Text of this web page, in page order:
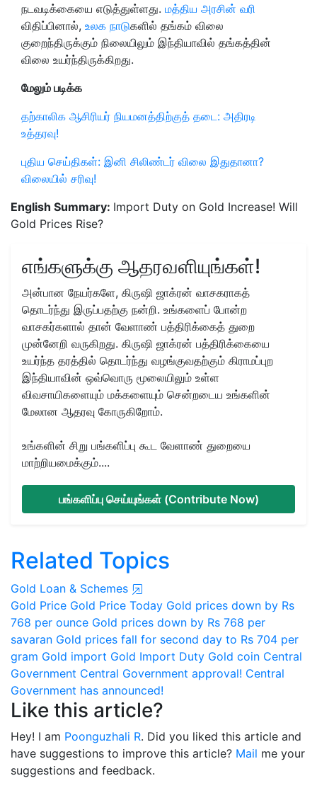
நடவடிக்கையை எடுத்துள்ளது. மத்திய அரசின் வரி
விதிப்பினால், உலக நாடுகளில் தங்கம் விலை
குறைந்திருக்கும் நிலையிலும் இந்தியாவில் தங்கத்தின்
விலை உயர்ந்திருக்கிறது.
மேலும் படிக்க
தற்காலிக ஆசிரியர் நியமனத்திற்குத் தடை: அதிரடி
உத்தரவு!
புதிய செய்திகள்: இனி சிலிண்டர் விலை இதுதானா?
விலையில் சரிவு!
English Summary: Import Duty on Gold Increase! Will
Gold Prices Rise?
எங்களுக்கு ஆதரவளியுங்கள்!
அன்பான நேயர்களே, கிருஷி ஜாக்ரன் வாசகராகத்
தொடர்ந்து இருப்பதற்கு நன்றி. உங்களைப் போன்ற
வாசகர்களால் தான் வேளாண் பத்திரிக்கைத் துறை
முன்னேறி வருகிறது. கிருஷி ஜாக்ரன் பத்திரிக்கையை
உயர்ந்த தரத்தில் தொடர்ந்து வழங்குவதற்கும் கிராமப்புற
இந்தியாவின் ஒவ்வொரு மூலையிலும் உள்ள
விவசாயிகளையும் மக்களையும் சென்றடைய உங்களின்
மேலான ஆதரவு கோருகிறோம்.
உங்களின் சிறு பங்களிப்பு கூட வேளாண் துறையை
மாற்றியமைக்கும்....
பங்களிப்பு செய்யுங்கள் (Contribute Now)
Related Topics
Gold Loan & Schemes
Gold Price Gold Price Today Gold prices down by Rs
768 per ounce Gold prices down by Rs 768 per
savaran Gold prices fall for second day to Rs 704 per
gram Gold import Gold Import Duty Gold coin Central
Government Central Government approval! Central
Government has announced!
Like this article?
Hey! I am Poonguzhali R. Did you liked this article and
have suggestions to improve this article? Mail me your
suggestions and feedback.